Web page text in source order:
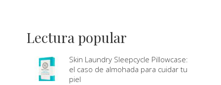
Lectura popular
Skin Laundry Sleepcycle Pillowcase:
el caso de almohada para cuidar tu
piel